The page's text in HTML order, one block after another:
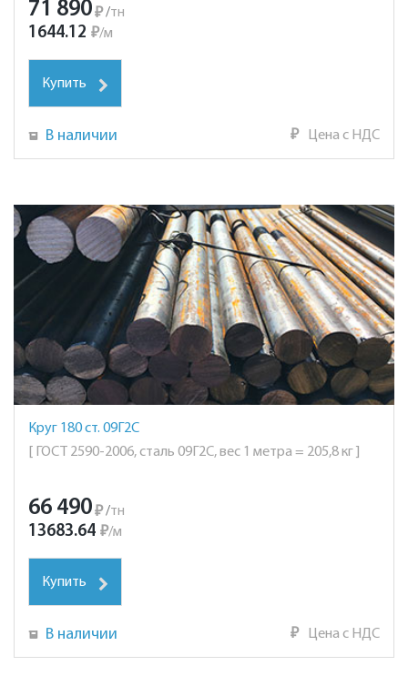
71 890₽ /тн
1644.12 ₽/м
Купить
В наличии ₽ Цена с НДС
Круг 180 ст. 09Г2С
[ ГОСТ 2590-2006, сталь 09Г2С, вес 1 метра = 205,8 кг ]
66 490₽ /тн
13683.64 ₽/м
Купить
В наличии ₽ Цена с НДС